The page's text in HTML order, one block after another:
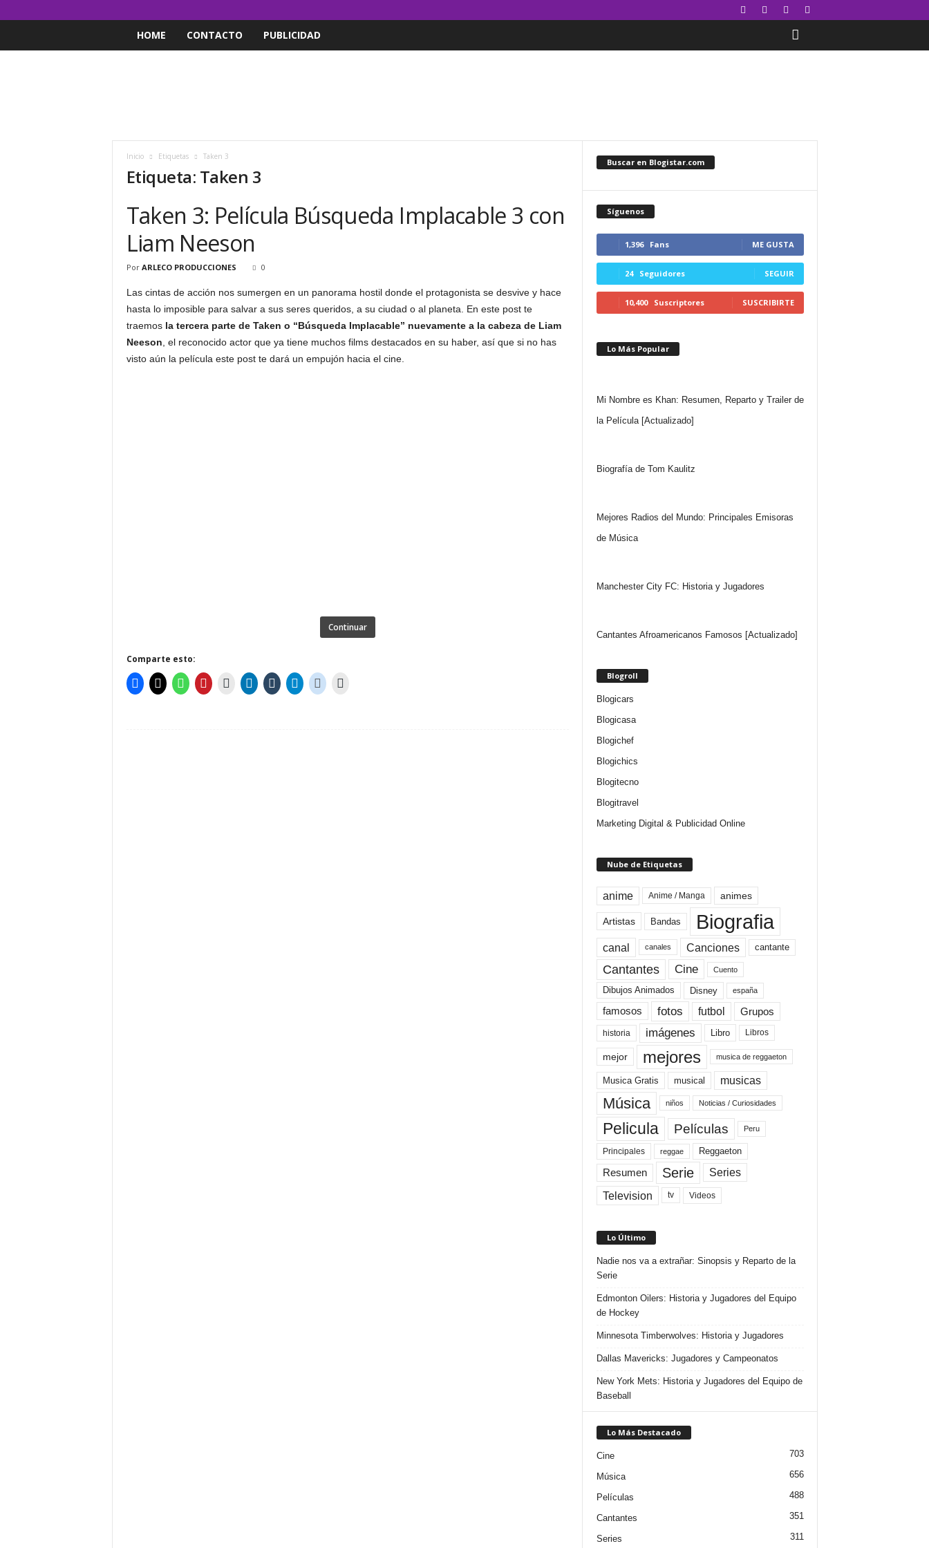
HOME CONTACTO PUBLICIDAD
Inicio Etiquetas Taken 3
Etiqueta: Taken 3
Taken 3: Película Búsqueda Implacable 3 con
Liam Neeson
Por ARLECO PRODUCCIONES 0
Las cintas de acción nos sumergen en un panorama hostil donde el protagonista se desvive y hace
hasta lo imposible para salvar a sus seres queridos, a su ciudad o al planeta. En este post te
traemos la tercera parte de Taken o “Búsqueda Implacable” nuevamente a la cabeza de Liam
Neeson , el reconocido actor que ya tiene muchos films destacados en su haber, así que si no has
visto aún la película este post te dará un empujón hacia el cine.
Continuar
Comparte esto:
Buscar en Blogistar.com
Síguenos
1,396 Fans ME GUSTA
24 Seguidores SEGUIR
10,400 Suscriptores SUSCRIBIRTE
Lo Más Popular
Mi Nombre es Khan: Resumen, Reparto y Trailer de
la Película [Actualizado]
Biografía de Tom Kaulitz
Mejores Radios del Mundo: Principales Emisoras
de Música
Manchester City FC: Historia y Jugadores
Cantantes Afroamericanos Famosos [Actualizado]
Blogroll
Blogicars
Blogicasa
Blogichef
Blogichics
Blogitecno
Blogitravel
Marketing Digital & Publicidad Online
Nube de Etiquetas
anime Anime / Manga animes
Artistas Bandas Biografia
canal canales Canciones cantante
Cantantes Cine Cuento
Dibujos Animados Disney españa
famosos fotos futbol Grupos
historia imágenes Libro Libros
mejor mejores musica de reggaeton
Musica Gratis musical musicas
Música niños Noticias / Curiosidades
Pelicula Películas Peru
Principales reggae Reggaeton
Resumen Serie Series
Television tv Videos
Lo Último
Nadie nos va a extrañar: Sinopsis y Reparto de la
Serie
Edmonton Oilers: Historia y Jugadores del Equipo
de Hockey
Minnesota Timberwolves: Historia y Jugadores
Dallas Mavericks: Jugadores y Campeonatos
New York Mets: Historia y Jugadores del Equipo de
Baseball
Lo Más Destacado
Cine 703
Música 656
Películas 488
Cantantes 351
Series 311